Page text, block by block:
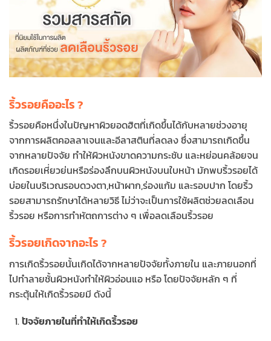
ริ้วรอยคืออะไร ?
ริ้วรอยคือหนึ่งในปัญหาผิวยอดฮิตที่เกิดขึ้นได้กับหลายช่วงอายุ
จากการผลิตคอลลาเจนและอีลาสตินที่ลดลง ซึ่งสามารถเกิดขึ้น
จากหลายปัจจัย ทำให้ผิวหนังขาดความกระชับ และหย่อนคล้อยจน
เกิดรอยเหี่ยวย่นหรือร่องลึกบนผิวหนังบนใบหน้า มักพบริ้วรอยได้
บ่อยในบริเวณรอบดวงตา,หน้าผาก,ร่องแก้ม และรอบปาก โดยริ้ว
รอยสามารถรักษาได้หลายวิธี ไม่ว่าจะเป็นการใช้ผลิตช่วยลดเลือน
ริ้วรอย หรือการทำหัตถการต่าง ๆ เพื่อลดเลือนริ้วรอย
ริ้วรอยเกิดจากอะไร ?
การเกิดริ้วรอยนั้นเกิดได้จากหลายปัจจัยทั้งภายใน และภายนอกที่
ไปทำลายชั้นผิวหนังทำให้ผิวอ่อนแอ หรือ โดยปัจจัยหลัก ๆ ที่
กระตุ้นให้เกิดริ้วรอยมี ดังนี้
ปัจจัยภายในที่ทำให้เกิดริ้วรอย